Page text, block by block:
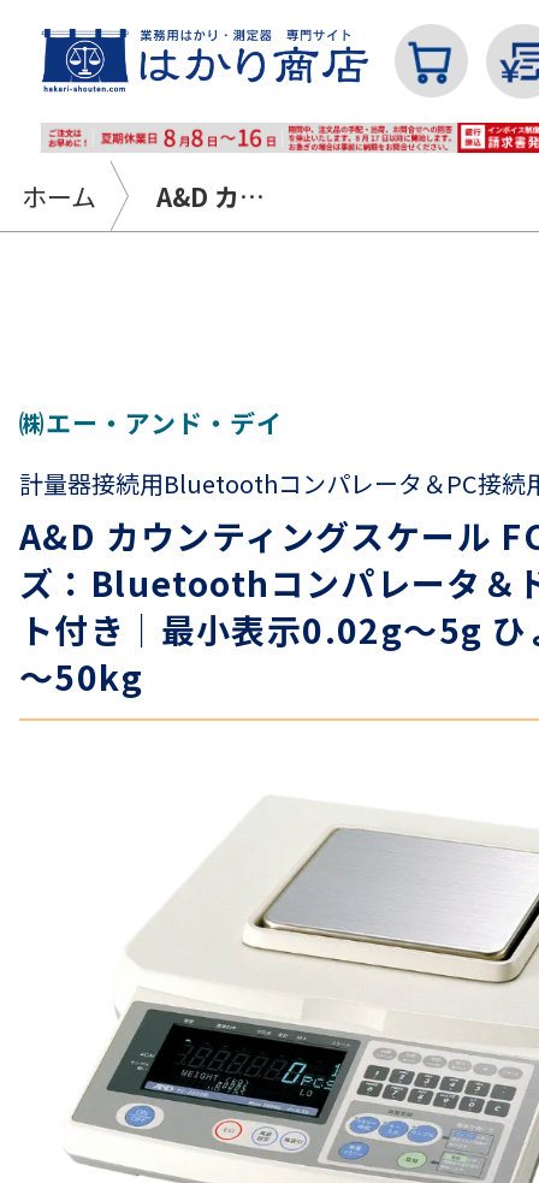
分銅
温度計・湿度計
長さ測定器
濃度・環境測定
色々な計測器
ホーム A&D カウンティングスケール FC-Si / iシリーズ：Bluetoothコンパレータ＆ドングルセット付き｜最小表示0.02g～5g ひょう量0.5kg～50kg
㈱エー・アンド・デイ
計量器接続用Bluetoothコンパレータ＆PC接続
A&D カウンティングスケール
ズ：Bluetoothコンパレータ＆
ト付き｜最小表示0.02g～5g
～50kg